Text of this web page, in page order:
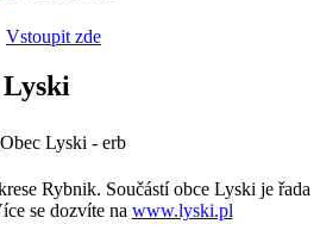
Vstoupit zde
Lyski
Rybnik. Součástí obce Lyski je řada
se dozvíte na www.lyski.pl